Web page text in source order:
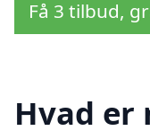
Få 3 tilbud,
Hvad er